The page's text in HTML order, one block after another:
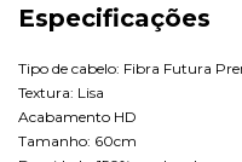
Especificações
Tipo de cabelo: Fibra Futura
Textura: Lisa
Acabamento HD
Tamanho: 60cm